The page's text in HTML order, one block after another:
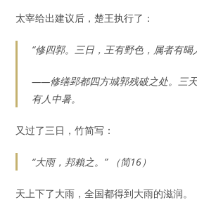
太宰给出建议后，楚王执行了：
“修四郭。三日，王有野色，属者有暍
——修缮郢都四方城郭残破之处。三
有人中暑。
又过了三日，竹简写：
“大雨，邦賴之。” （简16）
天上下了大雨，全国都得到大雨的滋润。